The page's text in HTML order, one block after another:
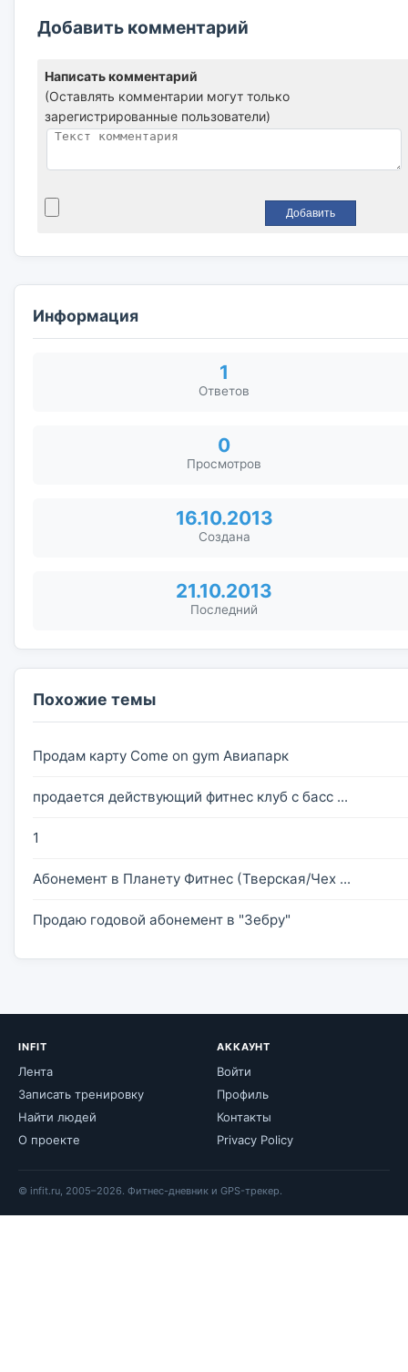
Добавить комментарий
Написать комментарий
(Оставлять комментарии могут только
зарегистрированные пользователи)
Информация
1
Ответов
0
Просмотров
16.10.2013
Создана
21.10.2013
Последний
Похожие темы
Продам карту Come on gym Авиапарк
продается действующий фитнес клуб с басс ...
1
Абонемент в Планету Фитнес (Тверская/Чех ...
Продаю годовой абонемент в "Зебру"
INFIT
Лента
Записать тренировку
Найти людей
О проекте
АККАУНТ
Войти
Профиль
Контакты
Privacy Policy
© infit.ru, 2005–2026. Фитнес-дневник и GPS-трекер.